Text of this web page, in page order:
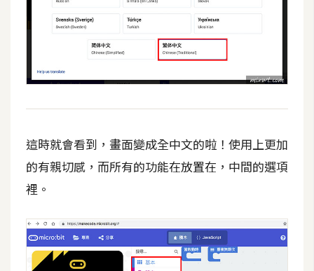
D
c
e
r
服
器
設
這時就會看到，畫面變成全中文的啦！使用上更加
的有親切感，而所有的功能在放置在，中間的選項
裡。